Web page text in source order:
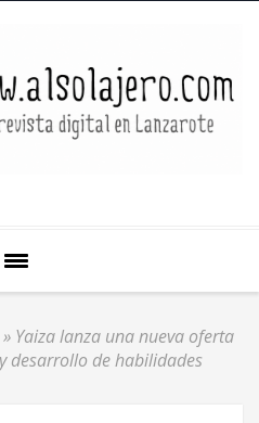
Yaiza lanza una nueva oferta
desarrollo de habilidades